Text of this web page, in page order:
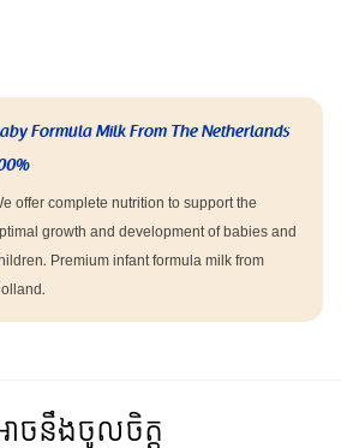
Formula Milk From The Netherlands
offer complete nutrition to support the
growth and development of babies and
Premium infant formula milk from
ាចនឹងចូលចិត្ត